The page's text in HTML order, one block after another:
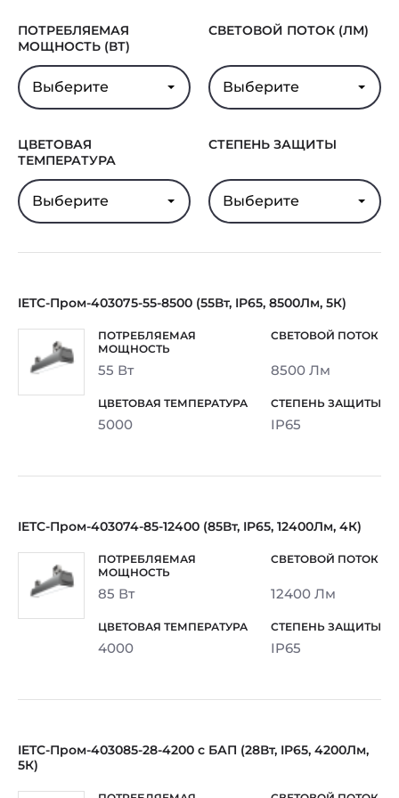
ПОТРЕБЛЯЕМАЯ
МОЩНОСТЬ (ВТ)
Выберите
СВЕТОВОЙ ПОТОК (ЛМ)
Выберите
ЦВЕТОВАЯ
ТЕМПЕРАТУРА
Выберите
СТЕПЕНЬ ЗАЩИТЫ
Выберите
IETC-Пром-403075-55-8500 (55Вт, IP65, 8500Лм, 5К)
55 Вт 8500 Лм
5000 IP65
IETC-Пром-403074-85-12400 (85Вт, IP65, 12400Лм, 4К)
85 Вт 12400 Лм
4000 IP65
IETC-Пром-403085-28-4200 с БАП (28Вт, IP65, 4200Лм,
5К)